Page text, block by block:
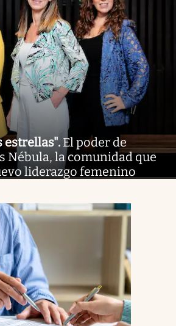
estrellas". El poder de
Nébula, la comunidad que
liderazgo femenino